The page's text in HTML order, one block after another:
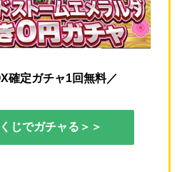
確定ガチャ1回無料／
じでガチャる＞＞